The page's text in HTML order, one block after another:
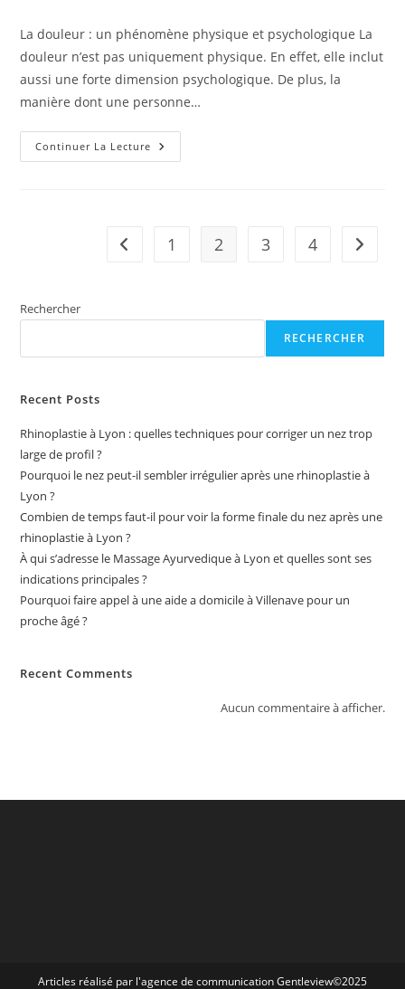
la
publication :
La douleur : un phénomène physique et psychologique La
douleur n’est pas uniquement physique. En effet, elle inclut
aussi une forte dimension psychologique. De plus, la
manière dont une personne…
Continuer La Lecture Comment
La
Go to the previous page
1 2 3 4 Aller à
Rechercher
RECHERCHER
Recent Posts
Rhinoplastie à Lyon : quelles techniques pour corriger un nez trop
large de profil ?
Pourquoi le nez peut-il sembler irrégulier après une rhinoplastie à
Lyon ?
Combien de temps faut-il pour voir la forme finale du nez après une
rhinoplastie à Lyon ?
À qui s’adresse le Massage Ayurvedique à Lyon et quelles sont ses
indications principales ?
Pourquoi faire appel à une aide a domicile à Villenave pour un
proche âgé ?
Recent Comments
Aucun commentaire à afficher.
Articles réalisé par l'agence de communicationGentleview©2025